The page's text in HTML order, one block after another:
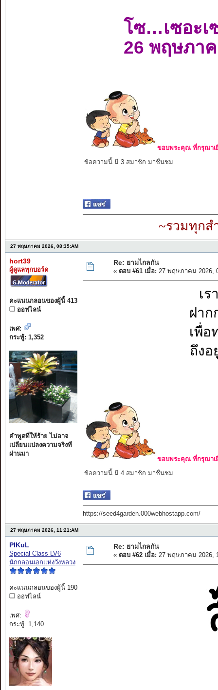
โซ…เซอะเ
26 พฤษภา
ขอบพระคุณ ที่กรุณาเ
ข้อความนี้ มี 3 สมาชิก มาชื่นชม
~รวมทุกส
27 พฤษภาคม 2026, 08:35:AM
hort39
ผู้ดูแลทุกบอร์ด
คะแนนกลอนของผู้นี้ 413
ออฟไลน์
เพศ:
กระทู้: 1,352
คำพูดที่ให้ร้าย ไม่อาจ
เปลียนแปลงความจริงที
ผ่านมา
Re: ยามไกลกัน
« ตอบ #61 เมื่อ: 27 พฤษภาคม 2026,
เ
ฝาก
เพื่อ
ถึงอ
ขอบพระคุณ ที่กรุณาเ
ข้อความนี้ มี 4 สมาชิก มาชื่นชม
https://seed4garden.000webhostapp.com/
27 พฤษภาคม 2026, 11:21:AM
PIKuL
Special Class LV6
นักกลอนเอกแห่งวังหลวง
คะแนนกลอนของผู้นี้ 190
ออฟไลน์
เพศ:
กระทู้: 1,140
Re: ยามไกลกัน
« ตอบ #62 เมื่อ: 27 พฤษภาคม 2026,